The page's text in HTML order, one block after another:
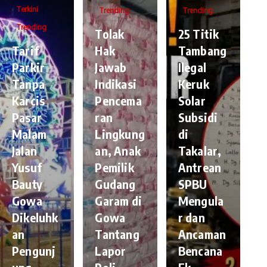
Terkini
Trending
Tarif
Parkir
Tanpa
Karcis
Pasar
Malam
Jalan
Yusuf
Bauty
Gowa
Dikeluhk
an
Pengunj
Trending
Tolak
Hak
Jawab
Indikasi
Pencema
ran
Lingkung
an, Anak
Pemilik
Gudang
Garam di
Gowa
Tantang
Lapor
Trending
25 Titik
Tambang
Ilegal
Keruk
Solar
Subsidi
di
Takalar,
Antrean
SPBU
Mengula
r dan
Ancaman
Bencana